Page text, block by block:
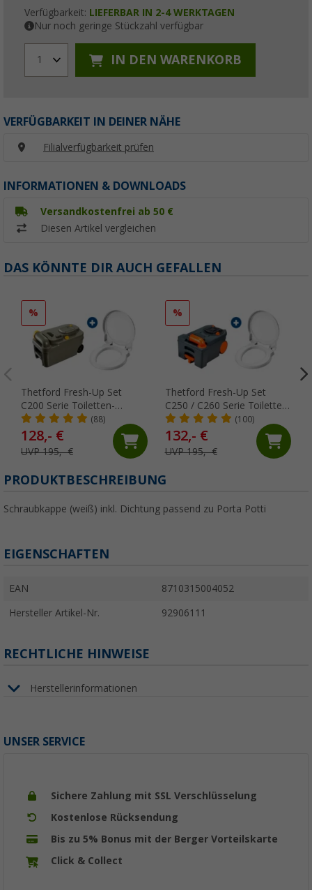
Verfügbarkeit: LIEFERBAR IN 2-4 WERKTAGEN
Nur noch geringe Stückzahl verfügbar
1 IN DEN WARENKORB
VERFÜGBARKEIT IN DEINER NÄHE
Filialverfügbarkeit prüfen
INFORMATIONEN & DOWNLOADS
Versandkostenfrei ab 50 €
Diesen Artikel vergleichen
DAS KÖNNTE DIR AUCH GEFALLEN
%
Thetford Fresh-Up Set
C200 Serie Toiletten-
Aufbereitungsset 2 teilig
(88)
128,- €
UVP 195,- €
%
Thetford Fresh-Up Set
C250 / C260 Serie Toiletten-
Aufbereitungsset 2 teilig
(100)
132,- €
UVP 195,- €
PRODUKTBESCHREIBUNG
Schraubkappe (weiß) inkl. Dichtung passend zu Porta Potti
EIGENSCHAFTEN
EAN 8710315004052
Hersteller Artikel-Nr. 92906111
RECHTLICHE HINWEISE
Herstellerinformationen
UNSER SERVICE
Sichere Zahlung mit SSL Verschlüsselung
Kostenlose Rücksendung
Bis zu 5% Bonus mit der Berger Vorteilskarte
Click & Collect